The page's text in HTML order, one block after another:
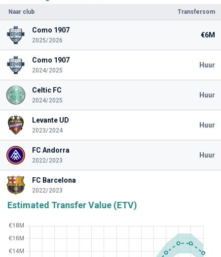
Naar club Transfersom
Como 1907
2025/2026
€6M
Como 1907
2024/2025
Huur
Celtic FC
2024/2025
Huur
Levante UD
2023/2024
Huur
FC Andorra
2022/2023
Huur
FC Barcelona
2022/2023
Estimated Transfer Value (ETV)